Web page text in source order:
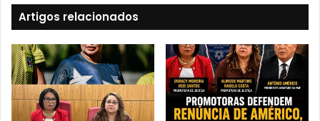
Artigos relacionados